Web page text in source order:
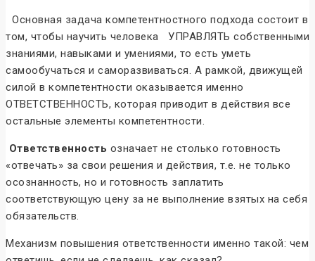
Основная задача компетентностного подхода состоит в
том, чтобы научить человека УПРАВЛЯТЬ собственными
знаниями, навыками и умениями, то есть уметь
самообучаться и саморазвиваться. А рамкой, движущей
силой в компетентности оказывается именно
ОТВЕТСТВЕННОСТЬ, которая приводит в действия все
остальные элементы компетентности.
Ответственность означает не столько готовность
«отвечать» за свои решения и действия, т.е. не только
осознанность, но и готовность заплатить
соответствующую цену за не выполнение взятых на себя
обязательств.
Механизм повышения ответственности именно такой: чем